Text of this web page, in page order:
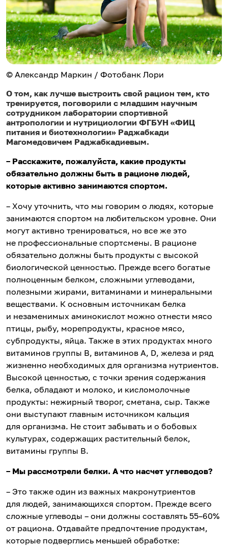
© Александр Маркин / Фотобанк Лори
О том, как лучше выстроить свой рацион тем, кто
тренируется, поговорили с младшим научным
сотрудником лаборатории спортивной
антропологии и нутрициологии ФГБУН «ФИЦ
питания и биотехнологии» Раджабкади
Магомедовичем Раджабкадиевым.
– Расскажите, пожалуйста, какие продукты
обязательно должны быть в рационе людей,
которые активно занимаются спортом.
– Хочу уточнить, что мы говорим о людях, которые
занимаются спортом на любительском уровне. Они
могут активно тренироваться, но все же это
не профессиональные спортсмены. В рационе
обязательно должны быть продукты с высокой
биологической ценностью. Прежде всего богатые
полноценным белком, сложными углеводами,
полезными жирами, витаминами и минеральными
веществами. К основным источникам белка
и незаменимых аминокислот можно отнести мясо
птицы, рыбу, морепродукты, красное мясо,
субпродукты, яйца. Также в этих продуктах много
витаминов группы В, витаминов А, D, железа и ряд
жизненно необходимых для организма нутриентов.
Высокой ценностью, с точки зрения содержания
белка, обладают и молоко, и кисломолочные
продукты: нежирный творог, сметана, сыр. Также
они выступают главным источником кальция
для организма. Не стоит забывать и о бобовых
культурах, содержащих растительный белок,
витамины группы В.
– Мы рассмотрели белки. А что насчет углеводов?
– Это также один из важных макронутриентов
для людей, занимающихся спортом. Прежде всего
сложные углеводы – они должны составлять 55–60%
от рациона. Отдавайте предпочтение продуктам,
которые подверглись меньшей обработке: